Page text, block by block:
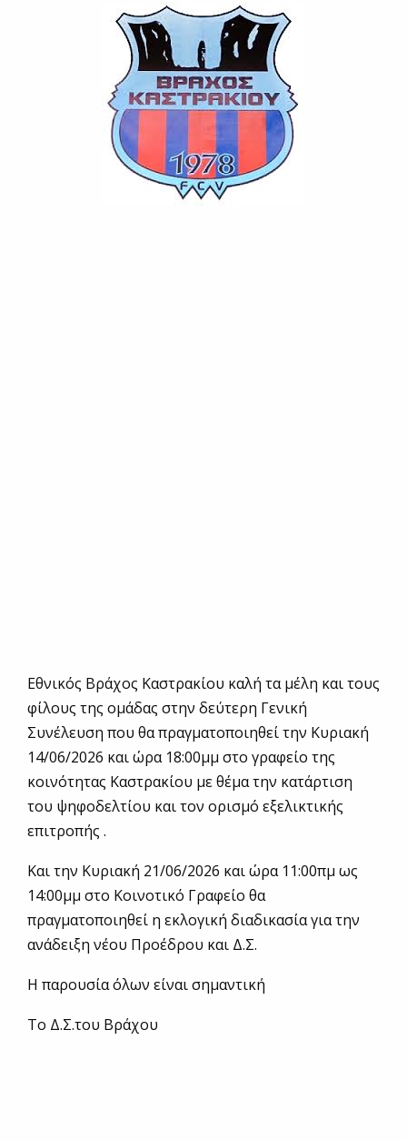
Εθνικός Βράχος Καστρακίου καλή τα μέλη και τους
φίλους της ομάδας στην δεύτερη Γενική
Συνέλευση που θα πραγματοποιηθεί την Κυριακή
14/06/2026 και ώρα 18:00μμ στο γραφείο της
κοινότητας Καστρακίου με θέμα την κατάρτιση
του ψηφοδελτίου και τον ορισμό εξελικτικής
επιτροπής .
Και την Κυριακή 21/06/2026 και ώρα 11:00πμ ως
14:00μμ στο Κοινοτικό Γραφείο θα
πραγματοποιηθεί η εκλογική διαδικασία για την
ανάδειξη νέου Προέδρου και Δ.Σ.
Η παρουσία όλων είναι σημαντική
Το Δ.Σ.του Βράχου